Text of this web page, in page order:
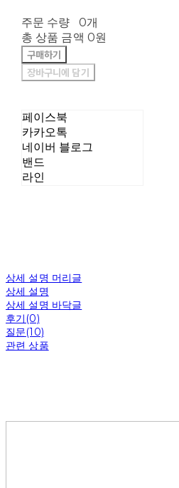
주문 수량
0개
총 상품 금액 0원
구매하기
장바구니에 담기
페이스북
카카오톡
네이버 블로그
밴드
라인
상세 설명 머리글
상세 설명
상세 설명 바닥글
후기(0)
질문(10)
관련 상품